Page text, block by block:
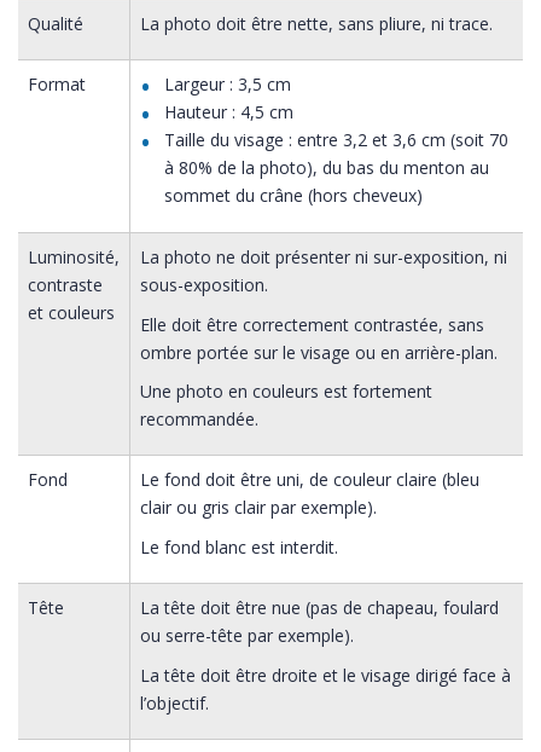
Qualité La photo doit être nette, sans pliure, ni trace.
Format
Largeur : 3,5 cm
Hauteur : 4,5 cm
Taille du visage : entre 3,2 et 3,6 cm (soit 70
à 80% de la photo), du bas du menton au
sommet du crâne (hors cheveux)
Luminosité,
contraste
et couleurs
La photo ne doit présenter ni sur-exposition, ni
sous-exposition.
Elle doit être correctement contrastée, sans
ombre portée sur le visage ou en arrière-plan.
Une photo en couleurs est fortement
recommandée.
Fond
Le fond doit être uni, de couleur claire (bleu
clair ou gris clair par exemple).
Le fond blanc est interdit.
Tête
La tête doit être nue (pas de chapeau, foulard
ou serre-tête par exemple).
La tête doit être droite et le visage dirigé face à
l’objectif.